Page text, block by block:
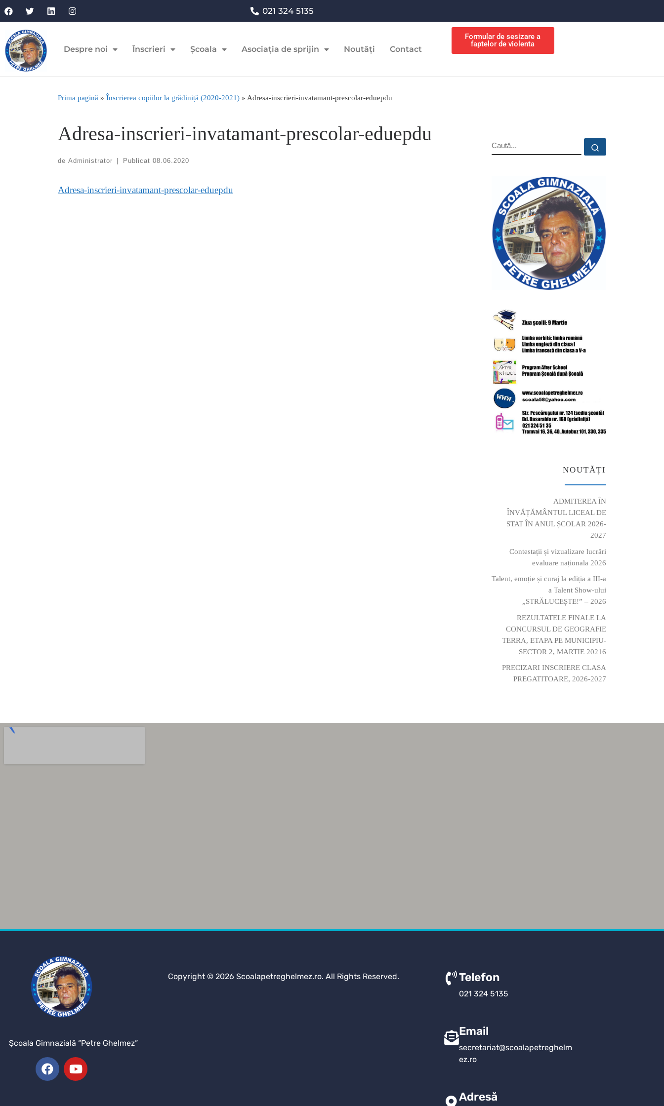
021 324 5135
Despre noi Înscrieri Școala Asociația de sprijin Noutăți Contact
Formular de sesizare a
faptelor de violenta
Prima pagină » Înscrierea copiilor la grădiniță (2020-2021) » Adresa-inscrieri-invatamant-prescolar-eduepdu
Adresa-inscrieri-invatamant-prescolar-eduepdu
de Administrator | Publicat 08.06.2020
Adresa-inscrieri-invatamant-prescolar-eduepdu
NOUTĂȚI
ADMITEREA ÎN
ÎNVĂȚĂMÂNTUL LICEAL DE
STAT ÎN ANUL ȘCOLAR 2026-
2027
Contestații și vizualizare lucrări
evaluare naționala 2026
Talent, emoție și curaj la ediția a III-a
a Talent Show-ului
„STRĂLUCEȘTE!” – 2026
REZULTATELE FINALE LA
CONCURSUL DE GEOGRAFIE
TERRA, ETAPA PE MUNICIPIU-
SECTOR 2, MARTIE 20216
PRECIZARI INSCRIERE CLASA
PREGATITOARE, 2026-2027
Şcoala Gimnazială “Petre Ghelmez”
Copyright © 2026 Scoalapetreghelmez.ro. All Rights Reserved. Telefon
021 324 5135
Email
secretariat@scoalapetreghelm
ez.ro
Adresă